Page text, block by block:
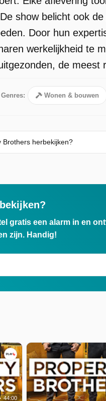
show belicht ook
Door hun
werkelijkheid te
de meest
Genres: Wonen & bouwen
Brothers herbekijken?
gratis een alarm in en
zijn. Handig!
44:00